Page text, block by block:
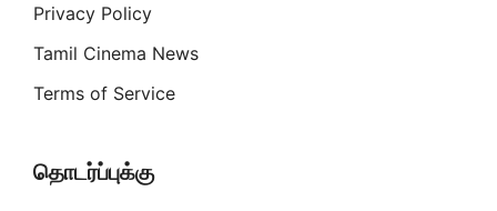
Privacy Policy
Tamil Cinema News
Terms of Service
தொடர்ப்புக்கு